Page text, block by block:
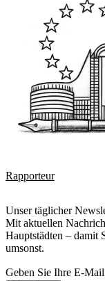
Rapporteur
Unser täglicher
Mit aktuellen
Hauptstädten – damit
umsonst.
Geben Sie Ihre E-